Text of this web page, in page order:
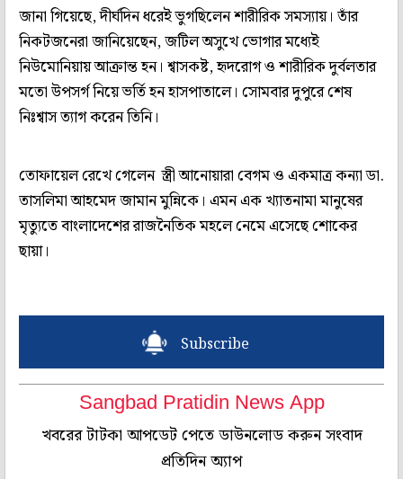
জানা গিয়েছে, দীর্ঘদিন ধরেই ভুগছিলেন শারীরিক সমস্যায়। তাঁর
নিকটজনেরা জানিয়েছেন, জটিল অসুখে ভোগার মধ্যেই
নিউমোনিয়ায় আক্রান্ত হন। শ্বাসকষ্ট, হৃদরোগ ও শারীরিক দুর্বলতার
মতো উপসর্গ নিয়ে ভর্তি হন হাসপাতালে। সোমবার দুপুরে শেষ
নিঃশ্বাস ত্যাগ করেন তিনি।
তোফায়েল রেখে গেলেন স্ত্রী আনোয়ারা বেগম ও একমাত্র কন্যা ডা.
তাসলিমা আহমেদ জামান মুন্নিকে। এমন এক খ্যাতনামা মানুষের
মৃত্যুতে বাংলাদেশের রাজনৈতিক মহলে নেমে এসেছে শোকের
ছায়া।
Subscribe
Sangbad Pratidin News App
খবরের টাটকা আপডেট পেতে ডাউনলোড করুন সংবাদ
প্রতিদিন অ্যাপ